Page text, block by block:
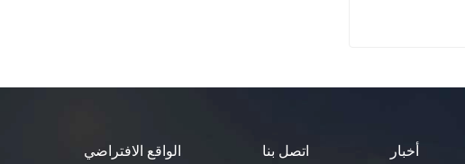
أخبار اتصل بنا الواقع الافتراضي